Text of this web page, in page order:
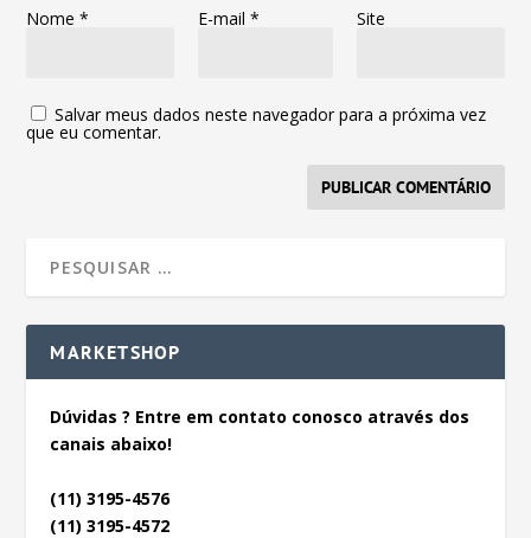
Nome* E-mail * Site
Salvar meus dados neste navegador para a próxima vez
que eu comentar.
MARKETSHOP
Dúvidas ? Entre em contato conosco através dos
canais abaixo!
(11) 3195-4576
(11) 3195-4572